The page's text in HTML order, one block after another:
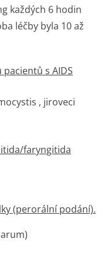
každých 6 hodin
léčby byla 10 až
s AIDS
, jiroveci
fa­ryngitida
(perorální podání).
)